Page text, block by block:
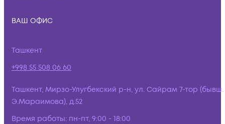
ВАШ ОФИС
Ташкент
+998 55 508 06 60
Ташкент, Мирзо-Улугбекский р-н, ул. Сайрам 7-тор (бывш.
Э.Мараимова), д.52
Время работы: пн-пт, 9:00 - 18:00